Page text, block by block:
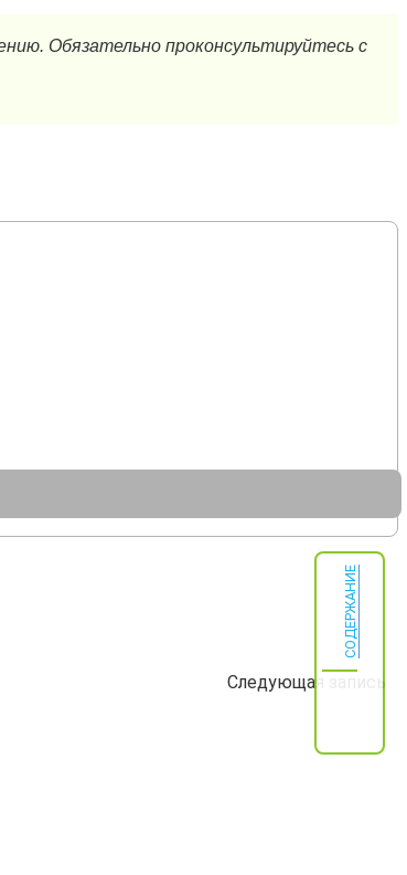
Следующая запись
СОДЕРЖАНИЕ